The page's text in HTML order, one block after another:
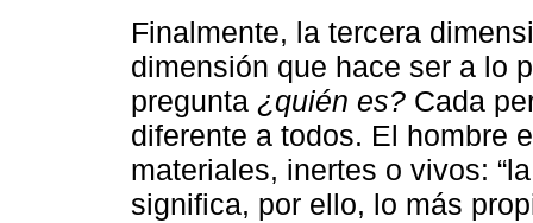
Finalmente, la tercera
dimensión que hace ser a lo
pregunta ¿quién es? Cada
diferente a todos. El hombre
materiales, inertes o vivos:
significa, por ello, lo más